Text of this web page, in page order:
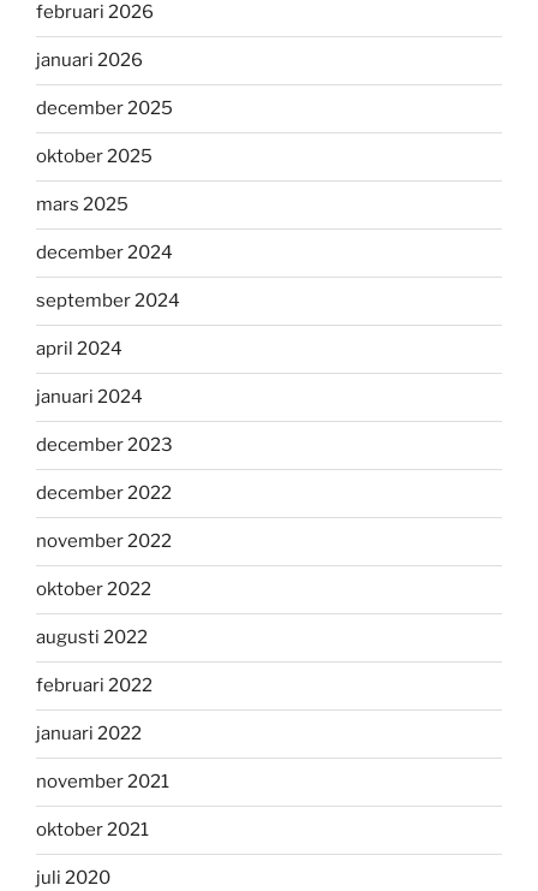
februari 2026
januari 2026
december 2025
oktober 2025
mars 2025
december 2024
september 2024
april 2024
januari 2024
december 2023
december 2022
november 2022
oktober 2022
augusti 2022
februari 2022
januari 2022
november 2021
oktober 2021
juli 2020